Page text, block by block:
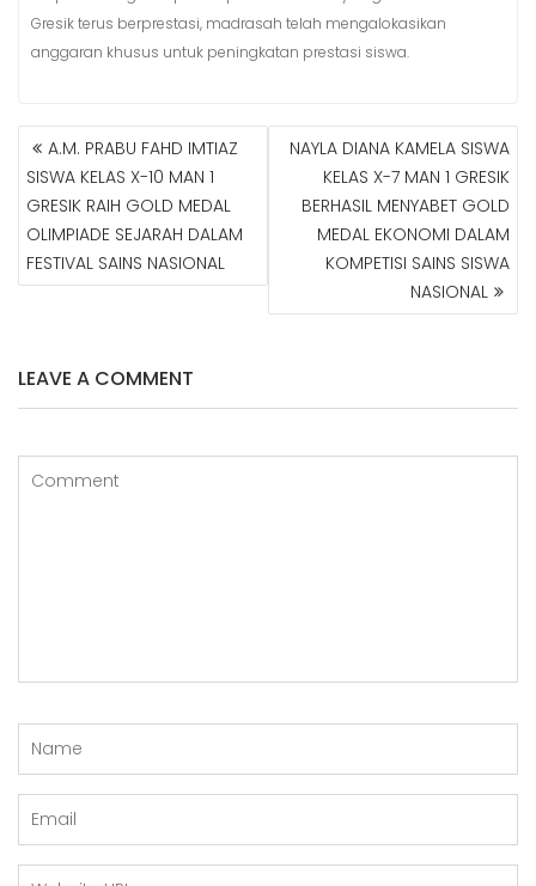
Gresik terus berprestasi, madrasah telah mengalokasikan
anggaran khusus untuk peningkatan prestasi siswa.
N
A
V
G
A
P
O
A.M. PRABU FAHD IMTIAZ
SISWA KELAS X-10 MAN 1
GRESIK RAIH GOLD MEDAL
OLIMPIADE SEJARAH DALAM
FESTIVAL SAINS NASIONAL
NAYLA DIANA KAMELA SISWA
KELAS X-7 MAN 1 GRESIK
BERHASIL MENYABET GOLD
MEDAL EKONOMI DALAM
KOMPETISI SAINS SISWA
NASIONAL
LEAVE A COMMENT